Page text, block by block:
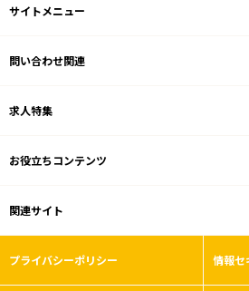
サイトメニュー
問い合わせ関連
求人特集
お役立ちコンテンツ
関連サイト
プライバシーポリシー 情報セ